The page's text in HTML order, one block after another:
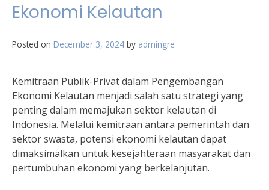
Ekonomi Kelautan
Posted on December 3, 2024 by admingre
Kemitraan Publik-Privat dalam Pengembangan
Ekonomi Kelautan menjadi salah satu strategi yang
penting dalam memajukan sektor kelautan di
Indonesia. Melalui kemitraan antara pemerintah dan
sektor swasta, potensi ekonomi kelautan dapat
dimaksimalkan untuk kesejahteraan masyarakat dan
pertumbuhan ekonomi yang berkelanjutan.